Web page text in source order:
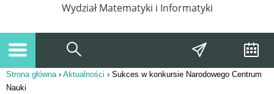
Wydział Matematyki i Informatyki
Jesteś tutaj
Strona główna› Aktualności › Sukces w konkursie Narodowego Centrum
Nauki